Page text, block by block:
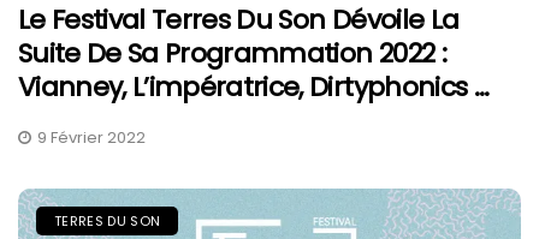
Le Festival Terres Du Son Dévoile La
Suite De Sa Programmation 2022 :
Vianney, L’impératrice, Dirtyphonics …
9 Février 2022
TERRES DU SON